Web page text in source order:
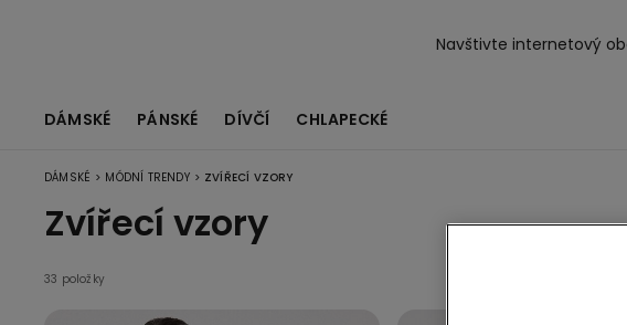
Navštivte internetový
DÁMSKÉ PÁNSKÉ DÍVČÍ CHLAPECKÉ
DÁMSKÉ > MÓDNÍ TRENDY > ZVÍŘECÍ VZORY
Zvířecí vzory
33 položky